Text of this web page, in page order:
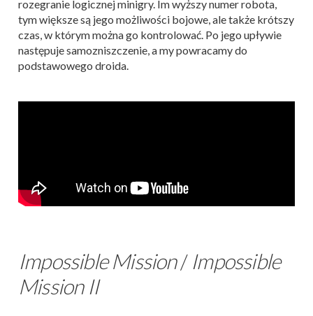
rozegranie logicznej minigry. Im wyższy numer robota,
tym większe są jego możliwości bojowe, ale także krótszy
czas, w którym można go kontrolować. Po jego upływie
następuje samozniszczenie, a my powracamy do
podstawowego droida.
Impossible Mission/ Impossible
Mission II